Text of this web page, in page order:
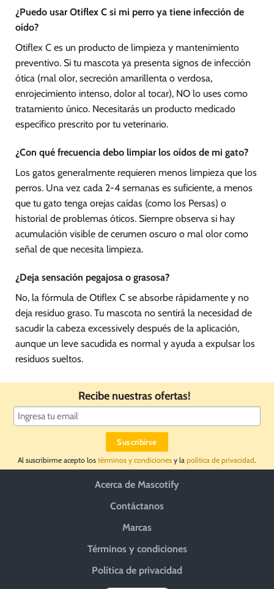
¿Puedo usar Otiflex C si mi perro ya tiene infección de
oído?
Otiflex C es un producto de limpieza y mantenimiento
preventivo. Si tu mascota ya presenta signos de infección
ótica (mal olor, secreción amarillenta o verdosa,
enrojecimiento intenso, dolor al tocar), NO lo uses como
tratamiento único. Necesitarás un producto medicado
específico prescrito por tu veterinario.
¿Con qué frecuencia debo limpiar los oídos de mi gato?
Los gatos generalmente requieren menos limpieza que los
perros. Una vez cada 2-4 semanas es suficiente, a menos
que tu gato tenga orejas caídas (como los Persas) o
historial de problemas óticos. Siempre observa si hay
acumulación visible de cerumen oscuro o mal olor como
señal de que necesita limpieza.
¿Deja sensación pegajosa o grasosa?
No, la fórmula de Otiflex C se absorbe rápidamente y no
deja residuo graso. Tu mascota no sentirá la necesidad de
sacudir la cabeza excessively después de la aplicación,
aunque un leve sacudida es normal y ayuda a expulsar los
residuos sueltos.
Recibe nuestras ofertas!
Al suscribirme acepto los términos y condiciones y la política de privacidad.
Acerca de Mascotify
Contáctanos
Marcas
Términos y condiciones
Política de privacidad